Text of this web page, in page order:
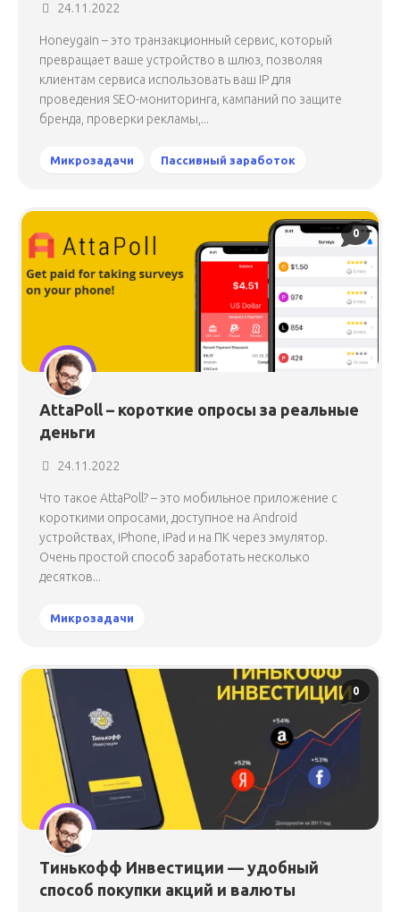
24.11.2022
Honeygain – это транзакционный сервис, который
превращает ваше устройство в шлюз, позволяя
клиентам сервиса использовать ваш IP для
проведения SEO-мониторинга, кампаний по защите
бренда, проверки рекламы,...
Микрозадачи Пассивный заработок
0
AttaPoll – короткие опросы за реальные
деньги
24.11.2022
Что такое AttaPoll? – это мобильное приложение с
короткими опросами, доступное на Android
устройствах, iPhone, iPad и на ПК через эмулятор.
Очень простой способ заработать несколько
десятков...
Микрозадачи
0
Тинькофф Инвестиции — удобный
способ покупки акций и валюты